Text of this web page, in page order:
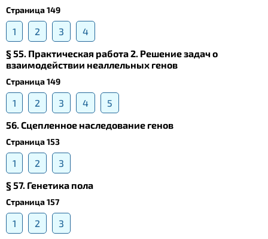
Страница 149
1 2 3
4
§ 55. Практическая работа 2. Решение задач о
взаимодействии неаллельных генов
Страница 149
1 2 3 4
5
56. Сцепленное наследование генов
Страница 153
1 2
3
§ 57. Генетика пола
Страница 157
1 2
3